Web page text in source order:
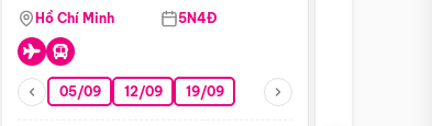
15/10 29/10
Nên Thơ - Ô Trấn Cổ Kính
Hồ Chí Minh 5N4Đ
05/09 12/09 19/09